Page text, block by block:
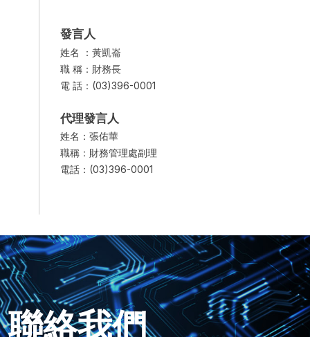
發言人
姓名 ：黃凱崙
職 稱：財務長
電 話：(03)396-0001
代理發言人
姓名：張佑華
職稱：財務管理處副理
電話：(03)396-0001
聯絡我們